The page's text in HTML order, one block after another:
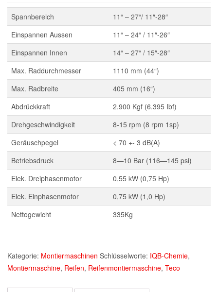
Spannbereich
11“ – 27“/ 11″-28″
Einspannen Aussen
11“ – 24“ / 11″-26″
Einspannen Innen
14“ – 27“ / 15″-28″
Max. Raddurchmesser
1110 mm (44“)
Max. Radbreite
405 mm (16“)
Abdrückkraft
2.900 Kgf (6.395 Ibf)
Drehgeschwindigkeit
8-15 rpm (8 rpm 1sp)
Geräuschpegel
< 70 +- 3 dB(A)
Betriebsdruck
8—10 Bar (116—145 psi)
Elek. Dreiphasenmotor
0,55 kW (0,75 Hp)
Elek. Einphasenmotor
0,75 kW (1,0 Hp)
Nettogewicht
335Kg
Kategorie: Montiermaschinen Schlüsselworte: IQB-Chemie,
Montiermaschine, Reifen, Reifenmontiermaschine, Teco